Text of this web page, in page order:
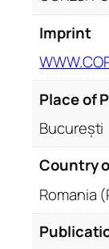
i
Imprint
Place of
București
Country
Romania